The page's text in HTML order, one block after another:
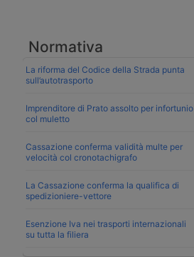
Normativa
La riforma del Codice della Strada punta
sull’autotrasporto
Imprenditore di Prato assolto per infortunio
col muletto
Cassazione conferma validità multe per
velocità col cronotachigrafo
La Cassazione conferma la qualifica di
spedizioniere-vettore
Esenzione Iva nei trasporti internazionali
su tutta la filiera